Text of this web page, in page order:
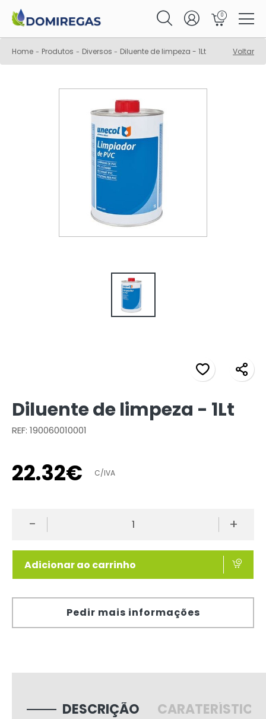
0
Home - Produtos - Diversos - Diluente de limpeza - 1Lt Voltar
Diluente de limpeza - 1Lt
REF: 190060010001
22.32€ C/IVA
- +
Adicionar ao carrinho
Pedir mais informações
DESCRIÇÃO